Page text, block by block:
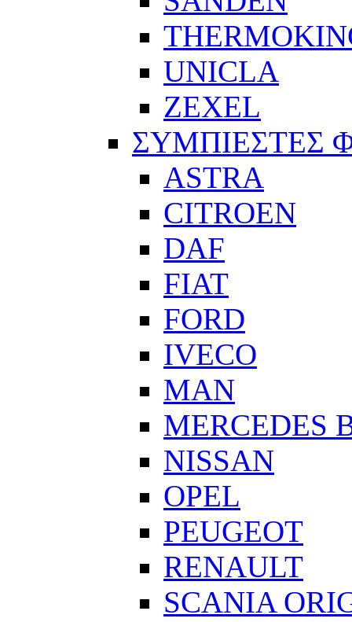
UNICLA
ZEXEL
ΣΥΜΠΙΕΣΤΕΣ
ASTRA
CITROEN
DAF
FIAT
FORD
IVECO
MAN
MERCEDES
NISSAN
OPEL
PEUGEOT
RENAULT
SCANIA